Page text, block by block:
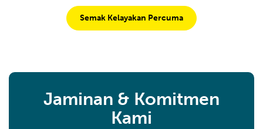
Semak Kelayakan Percuma
Jaminan & Komitmen
Kami